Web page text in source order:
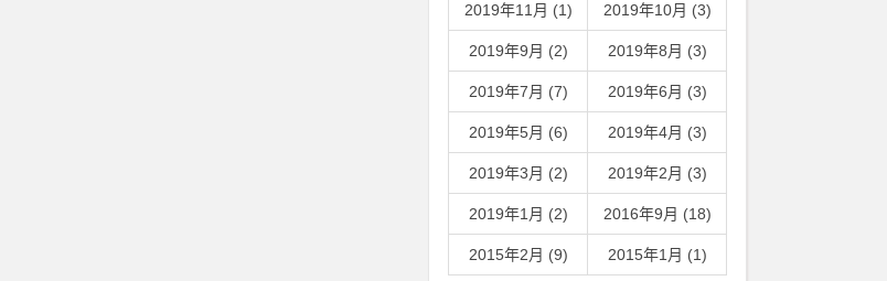
2019年11月 (1) 2019年10月 (3)
2019年9月 (2) 2019年8月 (3)
2019年7月 (7) 2019年6月 (3)
2019年5月 (6) 2019年4月 (3)
2019年3月 (2) 2019年2月 (3)
2019年1月 (2) 2016年9月 (18)
2015年2月 (9) 2015年1月 (1)